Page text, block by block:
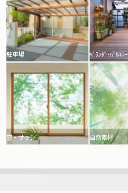
駐車場 ﾍﾞﾗﾝﾀﾞ･ﾊﾞﾙｺﾆｰ
窓・サッシ 自然素材